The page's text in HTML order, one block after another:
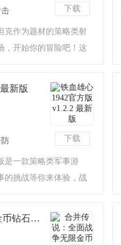
下载
击
克作为题材的策略类射
，开始你的冒险吧！这
战场吧！各种军事策略
下载
新版
是一款策略类军事游
的挑战等你来体验，战
最新的版本，全新的军
合并传说：全面战争无限金币钻石版v1.0.0 最新版